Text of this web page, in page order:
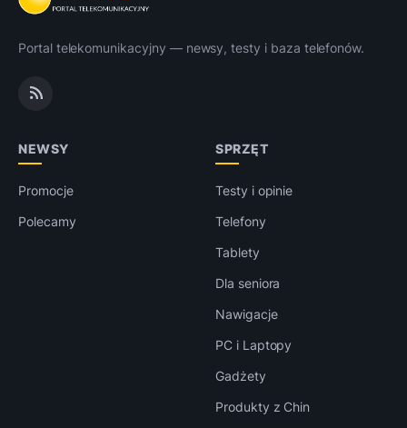
Portal telekomunikacyjny — newsy, testy i baza telefonów.
NEWSY
Promocje
Polecamy
SPRZĘT
Testy i opinie
Telefony
Tablety
Dla seniora
Nawigacje
PC i Laptopy
Gadżety
Produkty z Chin